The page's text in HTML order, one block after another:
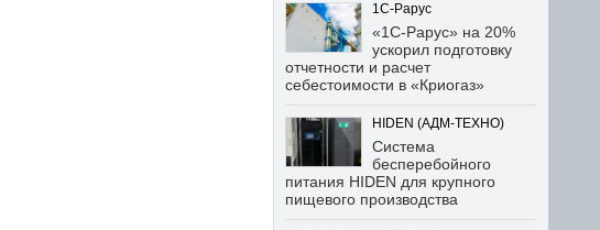
1С-Рарус
«1С-Рарус» на 20%
ускорил подготовку
отчетности и расчет
себестоимости в «Криогаз»
HIDEN (АДМ-ТЕХНО)
Система
бесперебойного
питания HIDEN для крупного
пищевого производства